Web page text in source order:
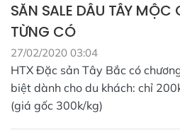
SĂN SALE DÂU TÂY
TỪNG CÓ
27/02/2020 03:04
HTX Đặc sản Tây Bắc có
biệt dành cho du khách: chỉ
(giá gốc 300k/kg)